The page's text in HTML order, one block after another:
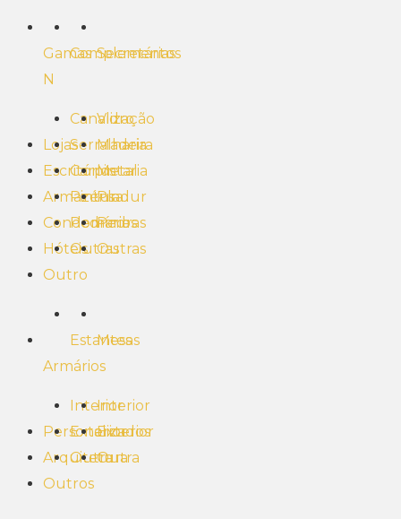
Gamas
N
Lojas
Escritórios
Armazéns
Condomínios
Hóteis
Outro
Armários
Personalizados
Arquitetura
Outros
Complementos
Canalização
Serralharia
Carpintaria
Pintura
Pedraria
Outras
Estantes
Interior
Exterior
Outra
Secretárias
Vidro
Madeira
Metal
Pladur
Pedras
Outras
Mesas
Interior
Exterior
Outra